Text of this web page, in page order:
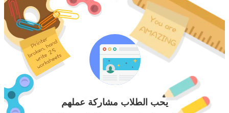
يحب الطلاب مشاركة عملهم